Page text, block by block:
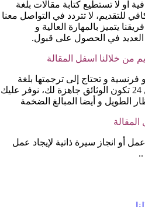
او لا تستطيع كتابة مقالات بلغة
للتقديم، لا تتردد في التواصل معنا
يتميز بالمهارة العالية و
العديد في الحصول على قبول.
من خلالنا اسفل المقالة
فرنسية و تحتاج إلى ترجمتها بلغة
انجليزية، تواصل معنا الان، خلال 24 تكون الوثائق جاهزة لك، نوفر عليك
الطويل و أيضا المبالغ الضخمة
أو انجاز سيرة ذاتية لإيجاد عمل